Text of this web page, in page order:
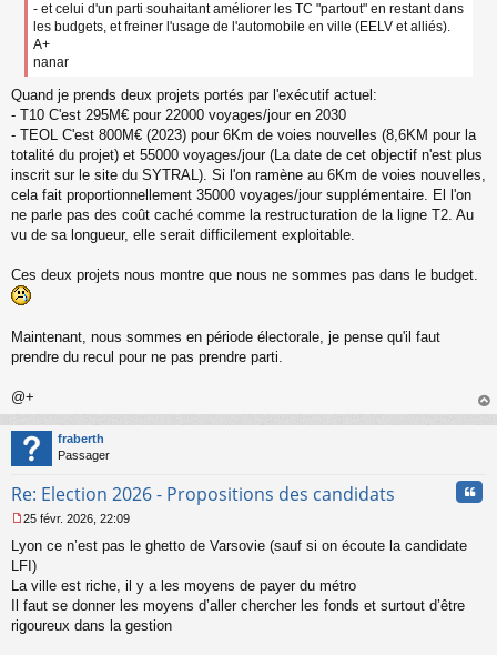
l
u
- et celui d'un parti souhaitant améliorer les TC "partout" en restant dans
les budgets, et freiner l'usage de l'automobile en ville (EELV et alliés).
A+
nanar
Quand je prends deux projets portés par l'exécutif actuel:
- T10 C'est 295M€ pour 22000 voyages/jour en 2030
- TEOL C'est 800M€ (2023) pour 6Km de voies nouvelles (8,6KM pour la
totalité du projet) et 55000 voyages/jour (La date de cet objectif n'est plus
inscrit sur le site du SYTRAL). Si l'on ramène au 6Km de voies nouvelles,
cela fait proportionnellement 35000 voyages/jour supplémentaire. El l'on
ne parle pas des coût caché comme la restructuration de la ligne T2. Au
vu de sa longueur, elle serait difficilement exploitable.
Ces deux projets nous montre que nous ne sommes pas dans le budget.
Maintenant, nous sommes en période électorale, je pense qu'il faut
prendre du recul pour ne pas prendre parti.
@+
au
fraberth
Passager
Re: Election 2026 - Propositions des candidats
e
s
s
a
g
e
25 févr. 2026, 22:09
Lyon ce n’est pas le ghetto de Varsovie (sauf si on écoute la candidate
LFI)
La ville est riche, il y a les moyens de payer du métro
Il faut se donner les moyens d’aller chercher les fonds et surtout d’être
rigoureux dans la gestion